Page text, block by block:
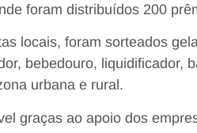
foram distribuídos 200
locais, foram sorteados
bebedouro, liquidificador,
urbana e rural.
graças ao apoio dos